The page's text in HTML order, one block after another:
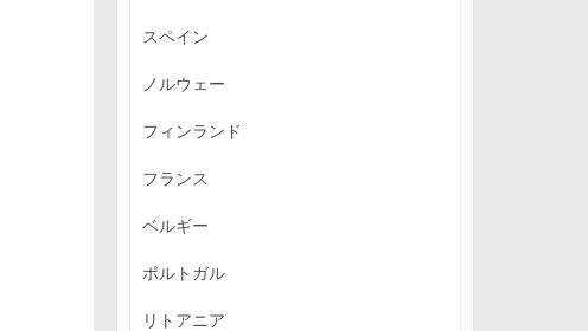
スペイン
ノルウェー
フィンランド
フランス
ベルギー
ポルトガル
リトアニア